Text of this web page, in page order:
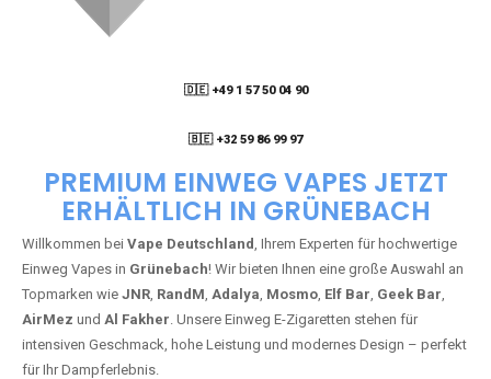
🇩🇪 +49 1 57 50 04 90
🇧🇪 +32 59 86 99 97
PREMIUM EINWEG VAPES JETZT
ERHÄLTLICH IN GRÜNEBACH
Willkommen bei Vape Deutschland, Ihrem Experten für hochwertige
Einweg Vapes in Grünebach! Wir bieten Ihnen eine große Auswahl an
Topmarken wie JNR, RandM, Adalya, Mosmo, Elf Bar, Geek Bar,
AirMez und Al Fakher. Unsere Einweg E-Zigaretten stehen für
intensiven Geschmack, hohe Leistung und modernes Design – perfekt
für Ihr Dampferlebnis.